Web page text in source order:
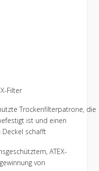
Trockenfilterpatrone, die
ist und einen
schafft
ATEX-
von